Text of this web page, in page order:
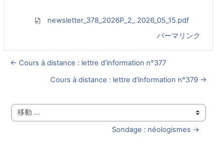
newsletter_378_2026P_2_ 2026_05_15.pdf
パーマリンク
← Cours à distance : lettre d'information n°377
Cours à distance : lettre d'information n°379 →
移動 ...
Sondage : néologismes →